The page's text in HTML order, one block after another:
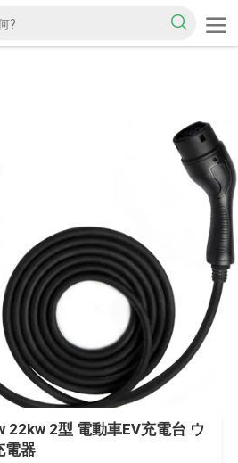
22kw 2型 電動車EV充電台 ウ
電器